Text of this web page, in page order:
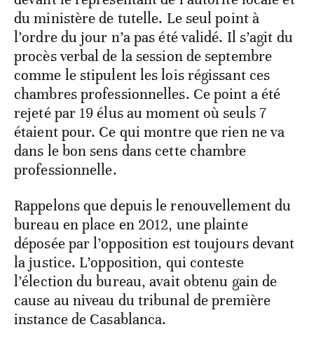
du ministère de tutelle. Le seul point à
l’ordre du jour n’a pas été validé. Il s’agit du
procès verbal de la session de septembre
comme le stipulent les lois régissant ces
chambres professionnelles. Ce point a été
rejeté par 19 élus au moment où seuls 7
étaient pour. Ce qui montre que rien ne va
dans le bon sens dans cette chambre
professionnelle.
Rappelons que depuis le renouvellement du
bureau en place en 2012, une plainte
déposée par l’opposition est toujours devant
la justice. L’opposition, qui conteste
l’élection du bureau, avait obtenu gain de
cause au niveau du tribunal de première
instance de Casablanca.